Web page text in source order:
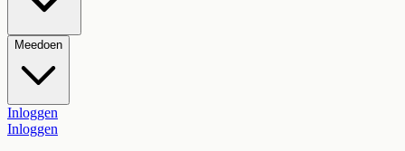
Meedoen
Inloggen
Inloggen